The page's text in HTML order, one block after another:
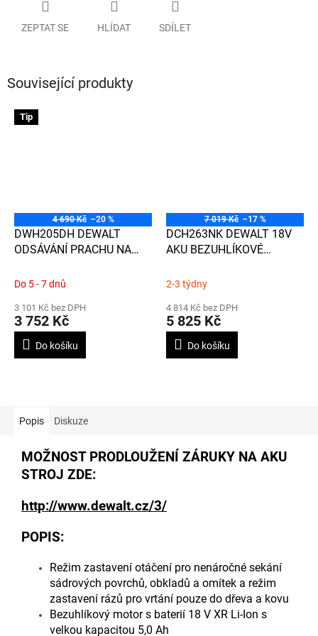
ZEPTAT SE HLÍDAT SDÍLET
Související produkty
Tip
4 690 Kč –20 %
DWH205DH DEWALT
ODSÁVÁNÍ PRACHU NA
Do 5 - 7 dnů
3 101 Kč bez DPH
3 752 Kč
Do košíku
7 019 Kč –17 %
DCH263NK DEWALT 18V
AKU BEZUHLÍKOVÉ
3,0 J, SDS-PLUS, BEZ
KUFR
2-3 týdny
4 814 Kč bez DPH
5 825 Kč
Do košíku
Popis Diskuze
MOŽNOST PRODLOUŽENÍ ZÁRUKY NA AKU
STROJ ZDE:
http://www.dewalt.cz/3/
POPIS:
Režim zastavení otáčení pro nenáročné sekání
sádrových povrchů, obkladů a omítek a režim
zastavení rázů pro vrtání pouze do dřeva a kovu
Bezuhlíkový motor s baterií 18 V XR Li-Ion s
velkou kapacitou 5,0 Ah